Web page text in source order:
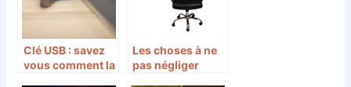
Clé USB : savez
vous comment la
Les choses à ne
pas négliger